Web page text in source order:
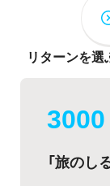
リターンを選
3000
「旅のし